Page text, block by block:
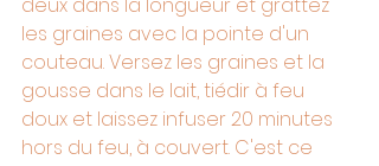
les graines avec la pointe d'un
couteau. Versez les graines et la
gousse dans le lait, tiédir à feu
doux et laissez infuser 20 minutes
hors du feu, à couvert. C'est ce